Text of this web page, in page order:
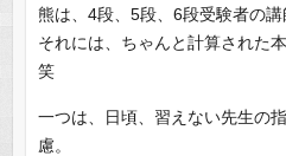
熊は、4段、5段、6段受験者の講
それには、ちゃんと計算された
笑
一つは、日頃、習えない先生の
慮。